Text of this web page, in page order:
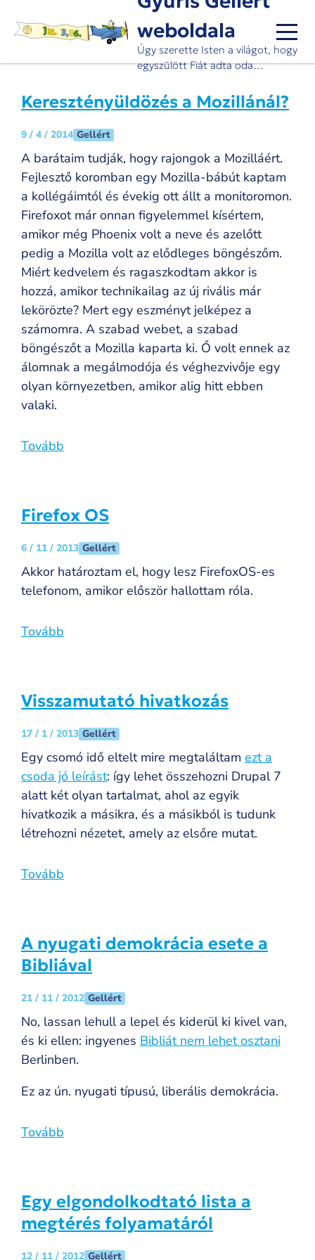
weboldala
Úgy szerette Isten a világot, hogy
egyszülött Fiát adta oda…
Keresztényüldözés a Mozillánál?
9 / 4 / 2014 Gellért
A barátaim tudják, hogy rajongok a Mozilláért.
Fejlesztő koromban egy Mozilla-bábút kaptam
a kollégáimtól és évekig ott állt a monitoromon.
Firefoxot már onnan figyelemmel kísértem,
amikor még Phoenix volt a neve és azelőtt
pedig a Mozilla volt az elődleges böngészőm.
Miért kedvelem és ragaszkodtam akkor is
hozzá, amikor technikailag az új rivális már
lekörözte? Mert egy eszményt jelképez a
számomra. A szabad webet, a szabad
böngészőt a Mozilla kaparta ki. Ő volt ennek az
álomnak a megálmodója és véghezvivője egy
olyan környezetben, amikor alig hitt ebben
valaki.
Tovább
Firefox OS
6 / 11 / 2013 Gellért
Akkor határoztam el, hogy lesz FirefoxOS-es
telefonom, amikor először hallottam róla.
Tovább
Visszamutató hivatkozás
17 / 1 / 2013 Gellért
Egy csomó idő eltelt mire megtaláltam ezt a
csoda jó leírást: így lehet összehozni Drupal 7
alatt két olyan tartalmat, ahol az egyik
hivatkozik a másikra, és a másikból is tudunk
létrehozni nézetet, amely az elsőre mutat.
Tovább
A nyugati demokrácia esete a
Bibliával
21 / 11 / 2012 Gellért
No, lassan lehull a lepel és kiderül ki kivel van,
és ki ellen: ingyenes Bibliát nem lehet osztani
Berlinben.
Ez az ún. nyugati típusú, liberális demokrácia.
Tovább
Egy elgondolkodtató lista a
megtérés folyamatáról
12 / 11 / 2012 Gellért